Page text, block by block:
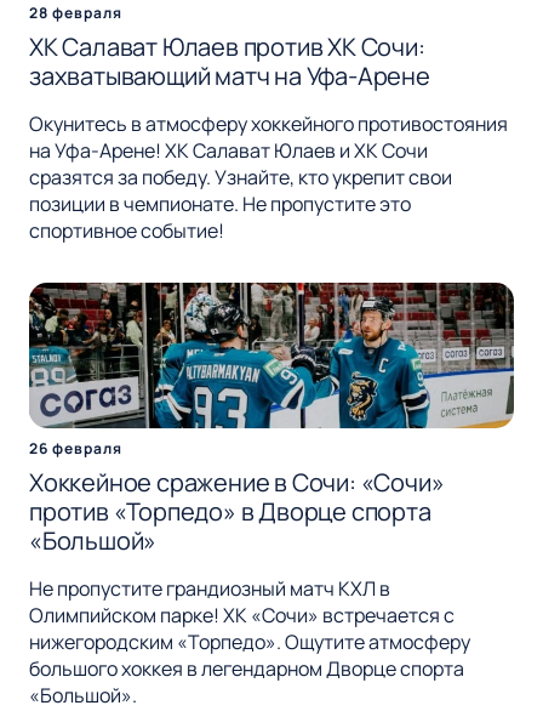
28 февраля
ХК Салават Юлаев против ХК Сочи:
захватывающий матч на Уфа-Арене
Окунитесь в атмосферу хоккейного противостояния
на Уфа-Арене! ХК Салават Юлаев и ХК Сочи
сразятся за победу. Узнайте, кто укрепит свои
позиции в чемпионате. Не пропустите это
спортивное событие!
26 февраля
Хоккейное сражение в Сочи: «Сочи»
против «Торпедо» в Дворце спорта
«Большой»
Не пропустите грандиозный матч КХЛ в
Олимпийском парке! ХК «Сочи» встречается с
нижегородским «Торпедо». Ощутите атмосферу
большого хоккея в легендарном Дворце спорта
«Большой».